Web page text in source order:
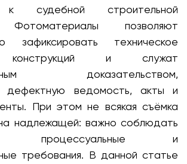
к судебной строительной
Фотоматериалы позволяют
зафиксировать техническое
конструкций и служат
доказательством,
дефектную ведомость, акты и
При этом не всякая съёмка
надлежащей: важно соблюдать
процессуальные и
требования. В данной статье